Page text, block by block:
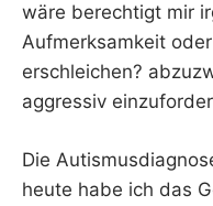
wäre berechtigt mir
Aufmerksamkeit
erschleichen?
aggressiv
Die
heute habe ich das